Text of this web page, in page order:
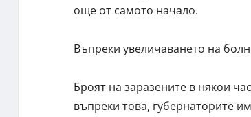
още от самото начало.
Въпреки увеличаването на
Броят на заразените в някои
въпреки това, губернаторите